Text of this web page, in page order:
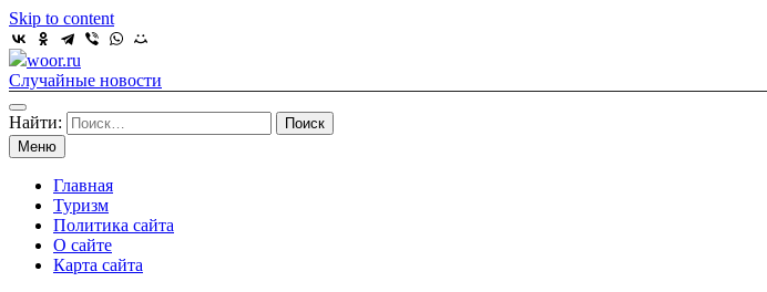
Skip to content
woor.ru
Случайные новости
Найти:
Меню
Главная
Туризм
Политика сайта
О сайте
Карта сайта